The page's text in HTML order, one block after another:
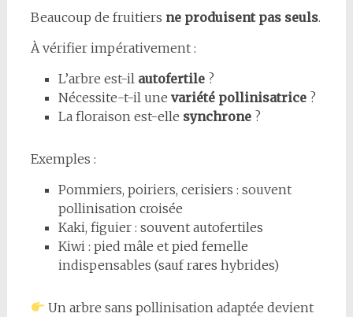
Beaucoup de fruitiers ne produisent pas seuls.
À vérifier impérativement :
L’arbre est-il autofertile?
Nécessite-t-il une variété pollinisatrice?
La floraison est-elle synchrone?
Exemples :
Pommiers, poiriers, cerisiers : souvent
pollinisation croisée
Kaki, figuier : souvent autofertiles
Kiwi : pied mâle et pied femelle
indispensables (sauf rares hybrides)
Un arbre sans pollinisation adaptée devient